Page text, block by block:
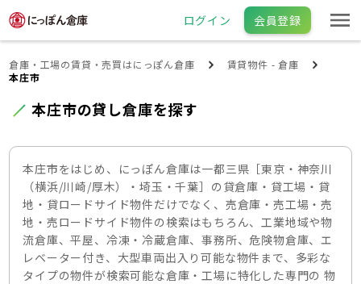
ログイン 会員登録
倉庫・工場の賃貸・売買はにっぽん倉庫
賃貸物件 - 倉庫
本庄市
本庄市の貸し倉庫を探す
本庄市をはじめ、にっぽん倉庫は一都三県［東京・神奈川
（横浜/川崎/厚木）・埼玉・千葉］の貸倉庫・貸工場・貸
地・貸ロードサイド物件だけでなく、売倉庫・売工場・売
地・売ロードサイド物件の検索はもちろん、工業地域や物
流倉庫、平屋、冷凍・冷蔵倉庫、事務所、危険物倉庫、エ
レベーター付き、大型車両出入り可能な物件まで、多彩な
タイプの物件が検索可能な倉庫・工場に特化した専門の 物